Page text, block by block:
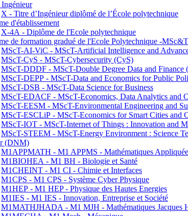
X - Titre d’Ingénieur diplômé de l’École polytechnique
d'établissement
X-4A - Diplôme de l'Ecole polytechnique
de formation gradué de l'Ecole Polytechnique -MSc&T
MScT-AI-ViC - MScT-Artificial Intelligence and
MScT-CyS - MScT-Cybersecurity (CyS)
MScT-DDDF - MScT-Double Degree Data and Finance
MScT-DEPP - MScT-Data and Economics for Public
MScT-DSB - MScT-Data Science for Business
MScT-EDACF - MScT-Economics, Data Analytics and
MScT-EESM - MScT-Environmental Engineering and
MScT-ESCLiP - MScT-Economics for Smart Cities and
MScT-IOT - MScT-Internet of Things : Innovation and
MScT-STEEM - MScT-Energy Environment : Science
(DNM)
M1APPMATH - M1 APPMS - Mathématiques
M1BIOHEA - M1 BH - Biologie et Santé
M1CHEINT - M1 CI - Chimie et Interfaces
M1CPS - M1 CPS - Système Cyber Physique
M1HEP - M1 HEP - Physique des Hautes Energies
M1IES - M1 IES - Innovation, Entreprise et Société
M1MATHJHADA - M1 MJH - Mathématiques Jacques